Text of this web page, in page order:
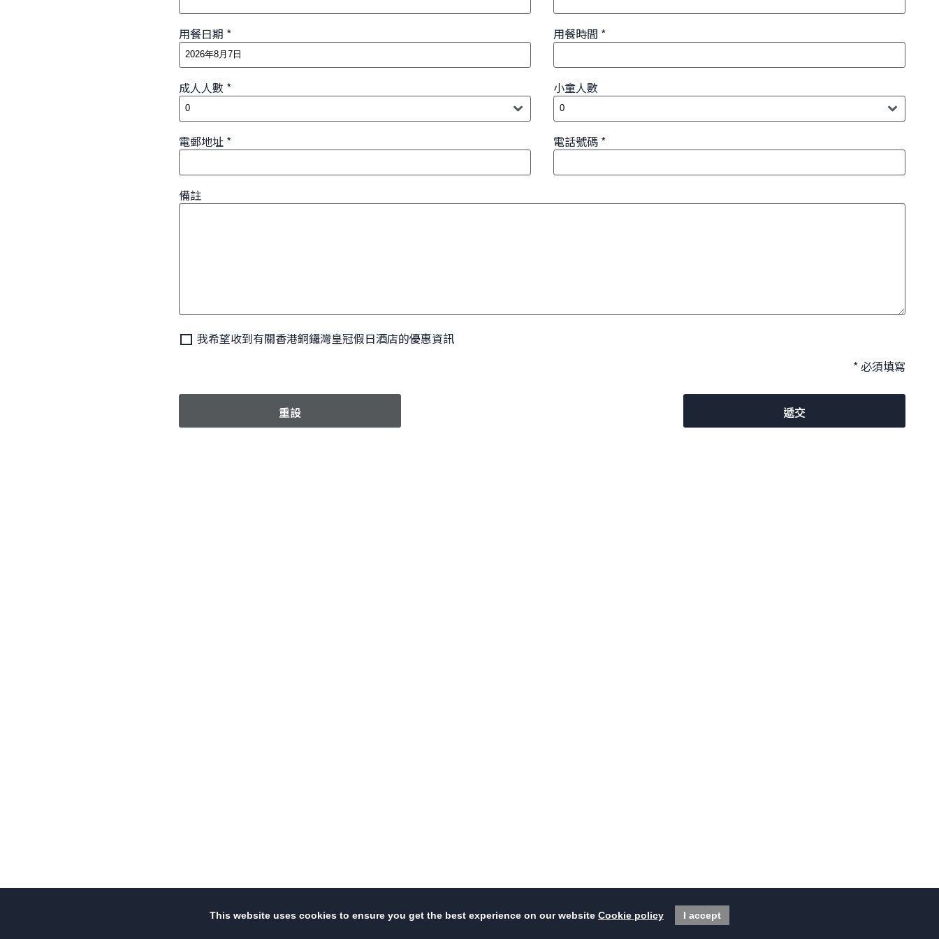
用餐日期 用餐時間
成人人數 小童人數
電郵地址 電話號碼
備註
我希望收到有關香港銅鑼灣皇冠假日酒店的優惠資訊
* 必須填寫
遞交
重設